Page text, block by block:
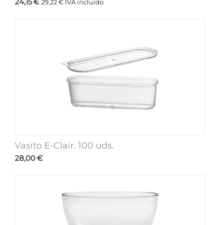
29,22€ IVA incluido
Vasito E-Clair. 100 uds.
28,00€